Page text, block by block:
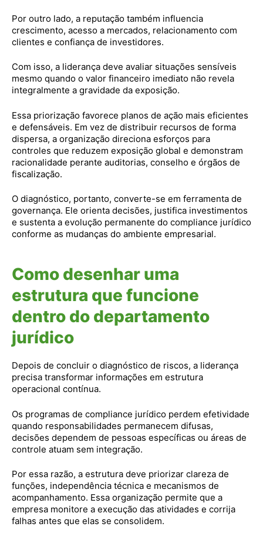
Por outro lado, a reputação também influencia
crescimento, acesso a mercados, relacionamento com
clientes e confiança de investidores.
Com isso, a liderança deve avaliar situações sensíveis
mesmo quando o valor financeiro imediato não revela
integralmente a gravidade da exposição.
Essa priorização favorece planos de ação mais eficientes
e defensáveis. Em vez de distribuir recursos de forma
dispersa, a organização direciona esforços para
controles que reduzem exposição global e demonstram
racionalidade perante auditorias, conselho e órgãos de
fiscalização.
O diagnóstico, portanto, converte-se em ferramenta de
governança. Ele orienta decisões, justifica investimentos
e sustenta a evolução permanente do compliance jurídico
conforme as mudanças do ambiente empresarial.
Como desenhar uma
estrutura que funcione
dentro do departamento
jurídico
Depois de concluir o diagnóstico de riscos, a liderança
precisa transformar informações em estrutura
operacional contínua.
Os programas de compliance jurídico perdem efetividade
quando responsabilidades permanecem difusas,
decisões dependem de pessoas específicas ou áreas de
controle atuam sem integração.
Por essa razão, a estrutura deve priorizar clareza de
funções, independência técnica e mecanismos de
acompanhamento. Essa organização permite que a
empresa monitore a execução das atividades e corrija
falhas antes que elas se consolidem.